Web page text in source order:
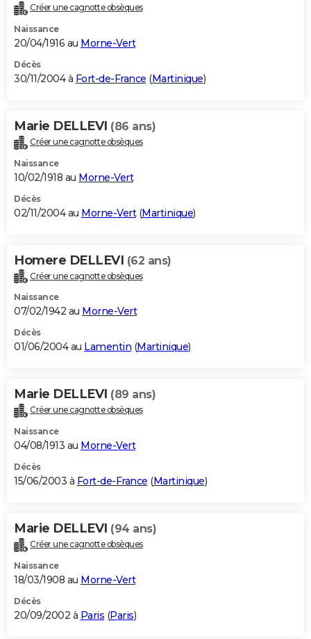
Créer une cagnotte obsèques
Naissance
20/04/1916 au Morne-Vert
Décès
30/11/2004 à Fort-de-France (Martinique)
Marie DELLEVI (86 ans)
Créer une cagnotte obsèques
Naissance
10/02/1918 au Morne-Vert
Décès
02/11/2004 au Morne-Vert(Martinique)
Homere DELLEVI (62 ans)
Créer une cagnotte obsèques
Naissance
07/02/1942 au Morne-Vert
Décès
01/06/2004 au Lamentin (Martinique)
Marie DELLEVI (89 ans)
Créer une cagnotte obsèques
Naissance
04/08/1913 au Morne-Vert
Décès
15/06/2003 à Fort-de-France (Martinique)
Marie DELLEVI (94 ans)
Créer une cagnotte obsèques
Naissance
18/03/1908 au Morne-Vert
Décès
20/09/2002 à Paris (Paris)